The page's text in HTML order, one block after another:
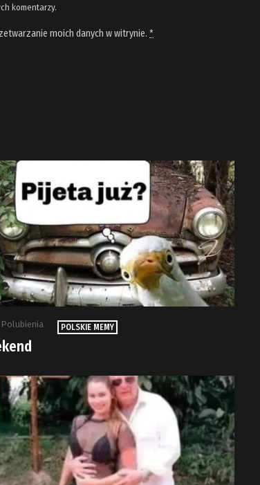
komentarzy.
moich danych w witrynie. *
Polubienia POLSKIE MEMY